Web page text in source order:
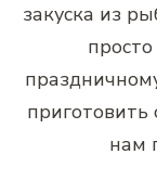
закуска из
нам